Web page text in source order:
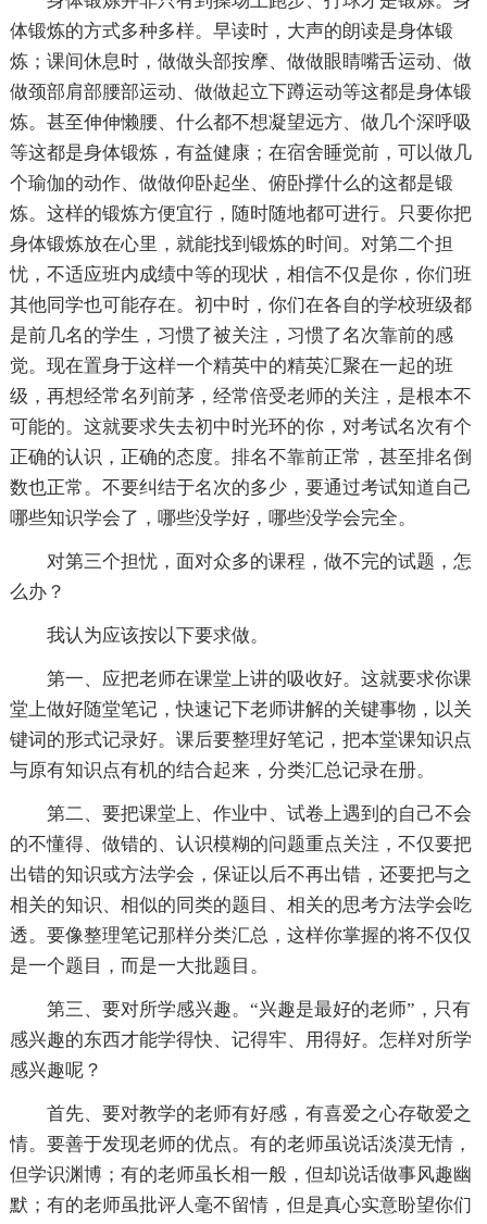
体锻炼的方式多种多样。早读时，大声的朗读是身体锻
炼；课间休息时，做做头部按摩、做做眼睛嘴舌运动、做
做颈部肩部腰部运动、做做起立下蹲运动等这都是身体锻
炼。甚至伸伸懒腰、什么都不想凝望远方、做几个深呼吸
等这都是身体锻炼，有益健康；在宿舍睡觉前，可以做几
个瑜伽的动作、做做仰卧起坐、俯卧撑什么的这都是锻
炼。这样的锻炼方便宜行，随时随地都可进行。只要你把
身体锻炼放在心里，就能找到锻炼的时间。对第二个担
忧，不适应班内成绩中等的现状，相信不仅是你，你们班
其他同学也可能存在。初中时，你们在各自的学校班级都
是前几名的学生，习惯了被关注，习惯了名次靠前的感
觉。现在置身于这样一个精英中的精英汇聚在一起的班
级，再想经常名列前茅，经常倍受老师的关注，是根本不
可能的。这就要求失去初中时光环的你，对考试名次有个
正确的认识，正确的态度。排名不靠前正常，甚至排名倒
数也正常。不要纠结于名次的多少，要通过考试知道自己
哪些知识学会了，哪些没学好，哪些没学会完全。
对第三个担忧，面对众多的课程，做不完的试题，怎
么办？
我认为应该按以下要求做。
第一、应把老师在课堂上讲的吸收好。这就要求你课
堂上做好随堂笔记，快速记下老师讲解的关键事物，以关
键词的形式记录好。课后要整理好笔记，把本堂课知识点
与原有知识点有机的结合起来，分类汇总记录在册。
第二、要把课堂上、作业中、试卷上遇到的自己不会
的不懂得、做错的、认识模糊的问题重点关注，不仅要把
出错的知识或方法学会，保证以后不再出错，还要把与之
相关的知识、相似的同类的题目、相关的思考方法学会吃
透。要像整理笔记那样分类汇总，这样你掌握的将不仅仅
是一个题目，而是一大批题目。
第三、要对所学感兴趣。“兴趣是最好的老师”，只有
感兴趣的东西才能学得快、记得牢、用得好。怎样对所学
感兴趣呢？
首先、要对教学的老师有好感，有喜爱之心存敬爱之
情。要善于发现老师的优点。有的老师虽说话淡漠无情，
但学识渊博；有的老师虽长相一般，但却说话做事风趣幽
默；有的老师虽批评人毫不留情，但是真心实意盼望你们